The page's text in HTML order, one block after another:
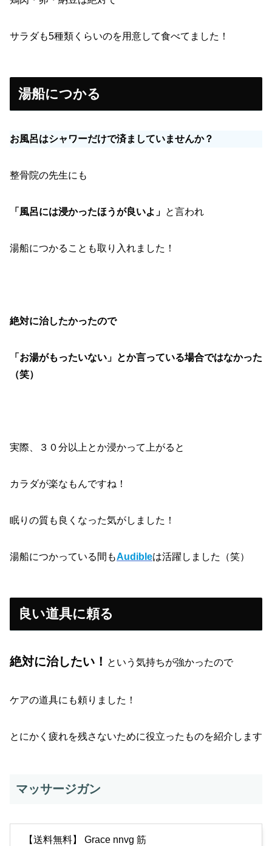
サラダも5種類くらいのを用意して食べてました！
湯船につかる
お風呂はシャワーだけで済ましていませんか？
整骨院の先生にも
「風呂には浸かったほうが良いよ」 と言われ
湯船につかることも取り入れました！
絶対に治したかったので
「お湯がもったいない」とか言っている場合ではなかった
（笑）
実際、３０分以上とか浸かって上がると
カラダが楽なもんですね！
眠りの質も良くなった気がしました！
湯船につかっている間もAudibleは活躍しました（笑）
良い道具に頼る
絶対に治したい！ という気持ちが強かったので
ケアの道具にも頼りました！
とにかく疲れを残さないために役立ったものを紹介します
マッサージガン
【送料無料】 Grace nnvg 筋